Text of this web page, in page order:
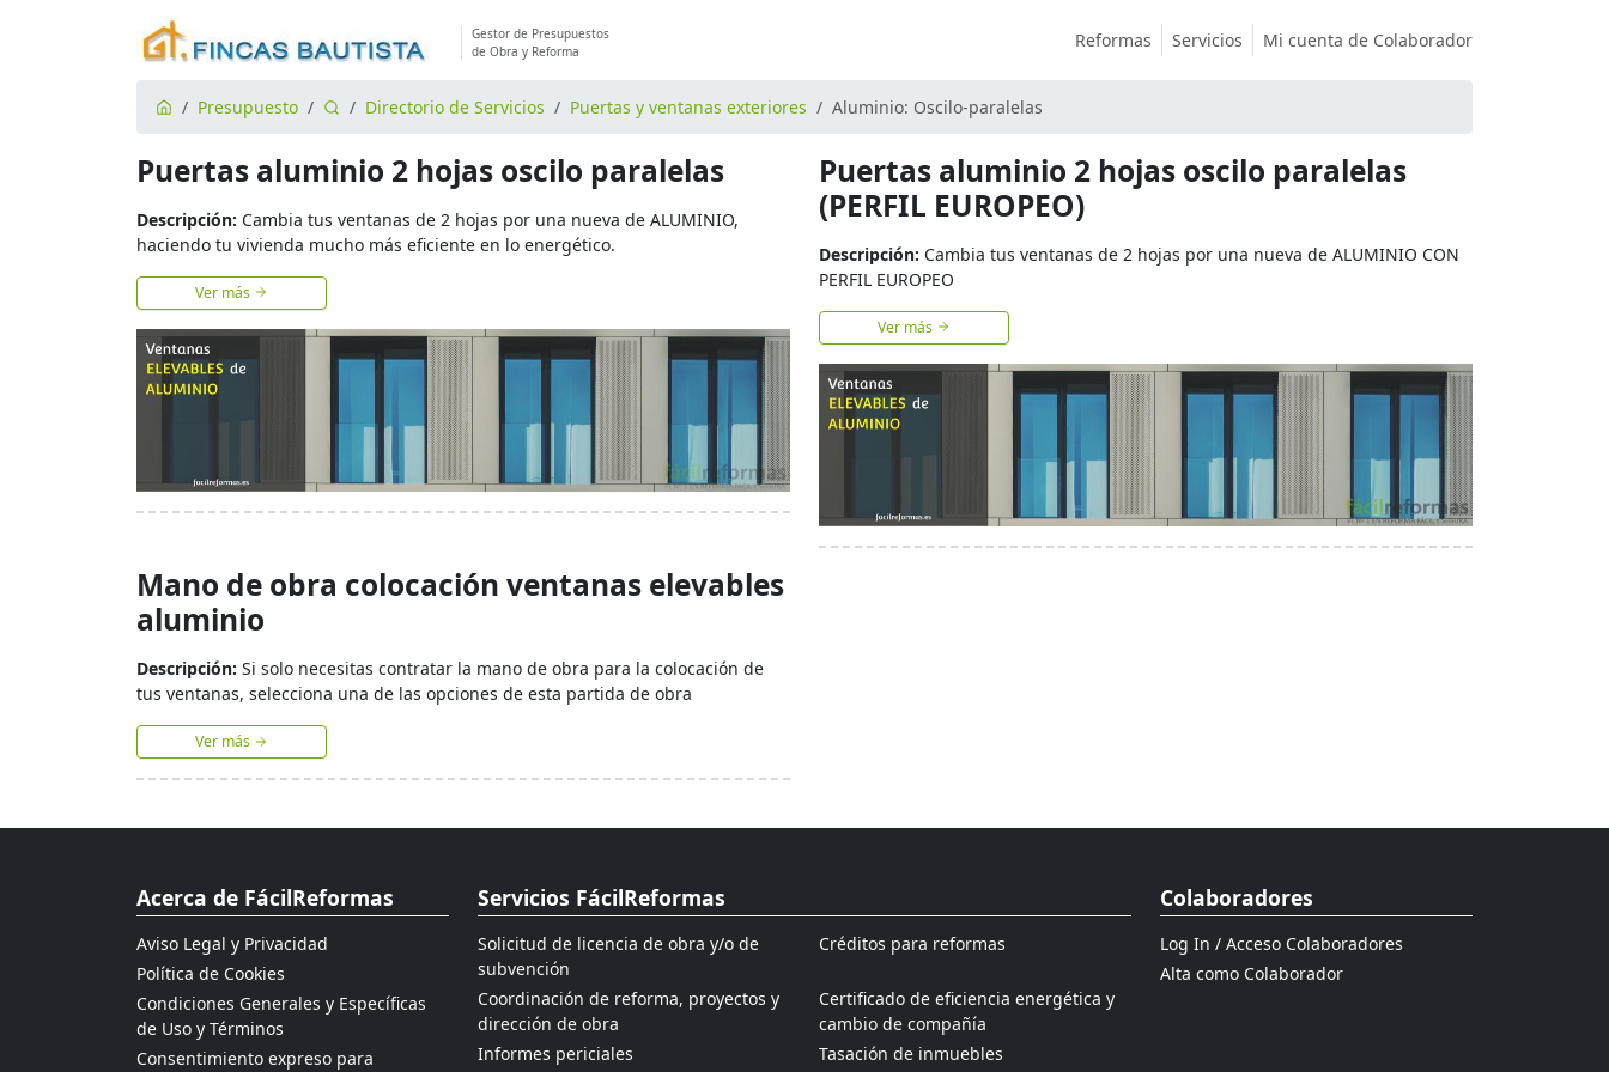
Gestor de Presupuestos
de Obra y Reforma
Reformas Servicios Mi cuenta de Colaborador
Presupuesto Directorio de Servicios Puertas y ventanas exteriores Aluminio: Oscilo-paralelas
Puertas aluminio 2 hojas oscilo paralelas
Descripción: Cambia tus ventanas de 2 hojas por una nueva de ALUMINIO,
haciendo tu vivienda mucho más eficiente en lo energético.
Ver más
Puertas aluminio 2 hojas oscilo paralelas
(PERFIL EUROPEO)
Descripción: Cambia tus ventanas de 2 hojas por una nueva de ALUMINIO CON
PERFIL EUROPEO
Ver más
Mano de obra colocación ventanas elevables
aluminio
Descripción: Si solo necesitas contratar la mano de obra para la colocación de
tus ventanas, selecciona una de las opciones de esta partida de obra
Ver más
Acerca de FácilReformas
Aviso Legal y Privacidad
Política de Cookies
Condiciones Generales y Específicas
de Uso y Términos
Consentimiento expreso para
Servicios FácilReformas
Solicitud de licencia de obra y/o de
subvención
Créditos para reformas
Coordinación de reforma, proyectos y
dirección de obra
Certificado de eficiencia energética y
cambio de compañía
Informes periciales
Tasación de inmuebles
Colaboradores
Log In / Acceso Colaboradores
Alta como Colaborador